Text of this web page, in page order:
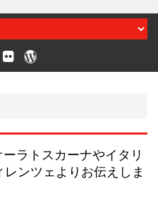
ラトスカーナやイタリ
ンツェよりお伝えしま